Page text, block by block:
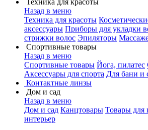
Техника для красоты
Назад в меню
Техника для красоты
аксессуары Приборы для укладки
стрижки волос Эпиляторы
Спортивные товары
Назад в меню
Спортивные товары Йога, пилатес
Аксессуары для спорта Для бани и
Контактные линзы
Дом и сад
Назад в меню
Дом и сад Канцтовары Товары для
интерьер